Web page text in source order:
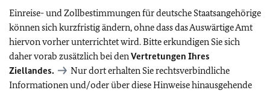
Einreise- und Zollbestimmungen für deutsche Staatsangehörige
können sich kurzfristig ändern, ohne dass das Auswärtige Amt
hiervon vorher unterrichtet wird. Bitte erkundigen Sie sich
daher vorab zusätzlich bei denVertretungen Ihres
Ziellandes.
Nur dort erhalten Sie rechtsverbindliche
Informationen und/oder über diese Hinweise hinausgehende